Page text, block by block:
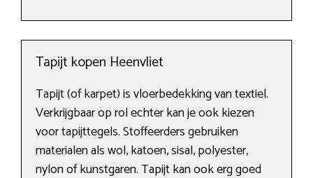
Tapijt kopen Heenvliet
Tapijt (of karpet) is vloerbedekking van textiel.
Verkrijgbaar op rol echter kan je ook kiezen
voor tapijttegels. Stoffeerders gebruiken
materialen als wol, katoen, sisal, polyester,
nylon of kunstgaren. Tapijt kan ook erg goed